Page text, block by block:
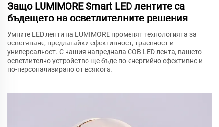
Защо LUMIMORE Smart LED лентите са
бъдещето на осветлителните решения
Умните LED ленти на LUMIMORE променят технологията за
осветяване, предлагайки ефективност, траевност и
универсалност. С нашия напреднала COB LED лента, вашето
осветлително устройство ще бъде по-енергийно ефективно и
по-персонализирано от всякога.